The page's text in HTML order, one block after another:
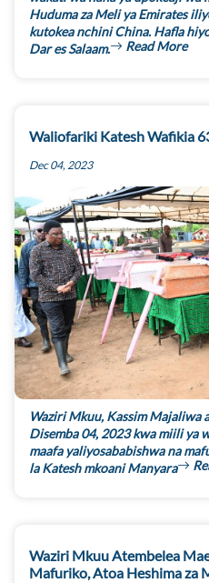
Huduma za Meli ya Emirates
kutokea nchini China. Hafla
Dar es Salaam.
Read More
Waliofariki Katesh Wafikia
Dec 04, 2023
Waziri Mkuu, Kassim Majaliwa
Disemba 04, 2023 kwa miili ya
maafa yaliyosababishwa na
la Katesh mkoani Manyara
Waziri Mkuu Atembelea
Mafuriko, Atoa Heshima za